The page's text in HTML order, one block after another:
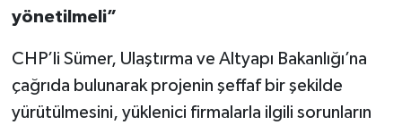
yönetilmeli”
CHP’li Sümer, Ulaştırma ve Altyapı Bakanlığı’na
çağrıda bulunarak projenin şeffaf bir şekilde
yürütülmesini, yüklenici firmalarla ilgili sorunların